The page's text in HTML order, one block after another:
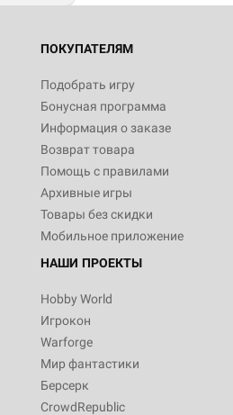
ПОКУПАТЕЛЯМ
Подобрать игру
Бонусная программа
Информация о заказе
Возврат товара
Помощь с правилами
Архивные игры
Товары без скидки
Мобильное приложение
НАШИ ПРОЕКТЫ
Hobby World
Игрокон
Warforge
Мир фантастики
Берсерк
CrowdRepublic